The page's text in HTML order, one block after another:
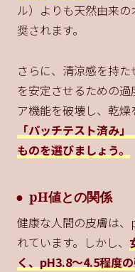
ル）よりも天然由来
奨されます。
さらに、清涼感を持
を安定させるための
ア機能を破壊し、乾燥
「パッチテスト済み
ものを選びましょう。
pH値との関係
健康な人間の皮膚は
れています。しかし、
く、pH3.8～4.5程度